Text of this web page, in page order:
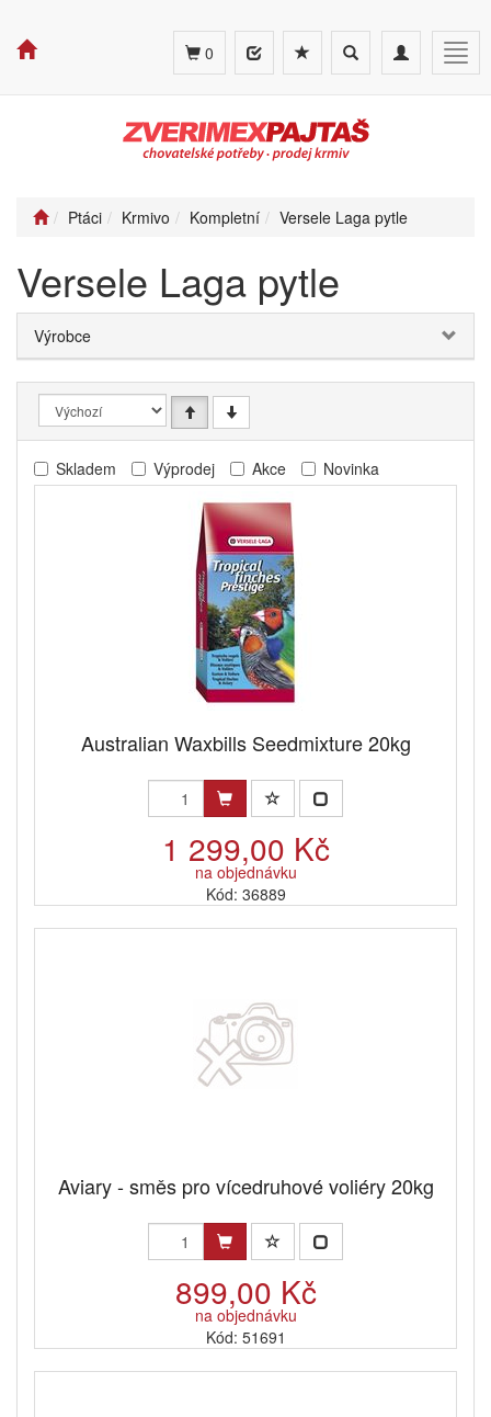
Toggle
navigation
Toggle
search
0
Ptáci Krmivo Kompletní Versele Laga pytle
Versele Laga pytle
Výrobce
Skladem Výprodej Akce Novinka
Australian Waxbills Seedmixture 20kg
1 299,00 Kč
na objednávku
Kód: 36889
Aviary - směs pro vícedruhové voliéry 20kg
899,00 Kč
na objednávku
Kód: 51691